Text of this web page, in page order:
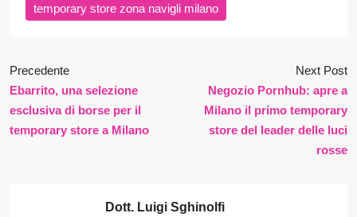
temporary store zona navigli milano
Precedente
Ebarrito, una selezione
esclusiva di borse per il
temporary store a Milano
Next Post
Negozio Pornhub: apre a
Milano il primo temporary
store del leader delle luci
rosse
Dott. Luigi Sghinolfi